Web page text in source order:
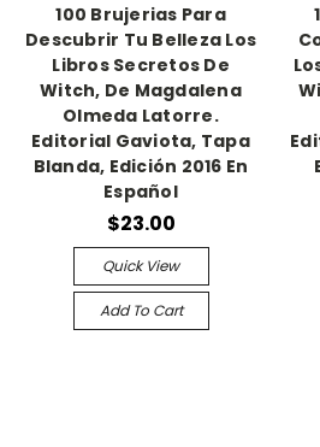
100 Brujerias Para
Descubrir Tu Belleza Los
Libros Secretos De
Witch, De Magdalena
Olmeda Latorre.
Editorial Gaviota, Tapa
Blanda, Edición 2016 En
Español
$23.00
Quick View
Add To Cart